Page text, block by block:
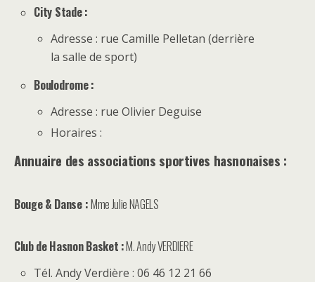
City Stade :
Adresse : rue Camille Pelletan (derrière
la salle de sport)
Boulodrome :
Adresse : rue Olivier Deguise
Horaires :
Annuaire des associations sportives hasnonaises :
Bouge & Danse :Mme Julie NAGELS
Club de Hasnon Basket :M. Andy VERDIERE
Tél. Andy Verdière : 06 46 12 21 66